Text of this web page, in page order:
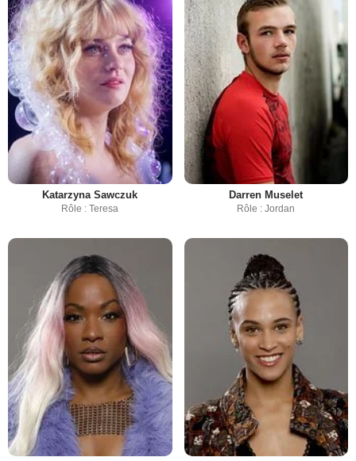
Katarzyna Sawczuk
Rôle : Teresa
Darren Muselet
Rôle : Jordan